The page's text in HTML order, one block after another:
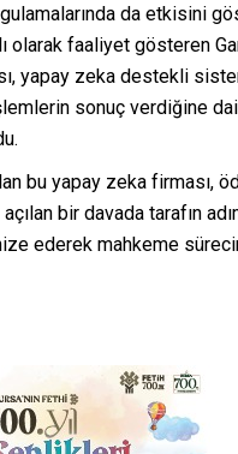
da etkisini
olarak faaliyet gösteren
yapay zeka destekli
sonuç verdiğine
bu yapay zeka firması,
bir davada tarafın
ederek mahkeme